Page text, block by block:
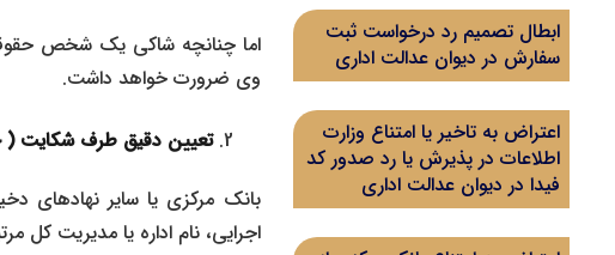
ابطال تصمیم رد درخواست ثبت
سفارش در دیوان عدالت اداری
اعتراض به تاخیر یا امتناع وزارت
اطلاعات در پذیرش یا رد صدور کد
فیدا در دیوان عدالت اداری
اما چنانچه شاکی یک شخص حقوقی
وی ضرورت خواهد داشت.
تعیین دقیق طرف شکایت(
بانک مرکزی یا سایر نهادهای
اجرایی، نام اداره یا مدیریت